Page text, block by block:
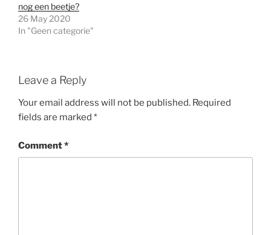
nog een beetje?
26 May 2020
In "Geen categorie"
Leave a Reply
Your email address will not be published. Required
fields are marked *
Comment*